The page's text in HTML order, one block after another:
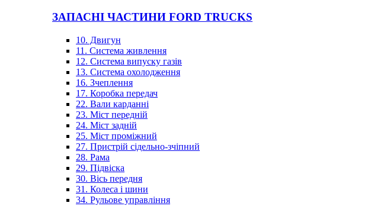
ЗАПАСНІ ЧАСТИНИ FORD TRUCKS
10. Двигун
11. Система живлення
12. Система випуску газів
13. Система охолодження
16. Зчеплення
17. Коробка передач
22. Вали карданні
23. Міст передній
24. Міст задній
25. Міст проміжний
27. Пристрій сідельно-зчіпний
28. Рама
29. Підвіска
30. Вісь передня
31. Колеса і шини
34. Рульове управління